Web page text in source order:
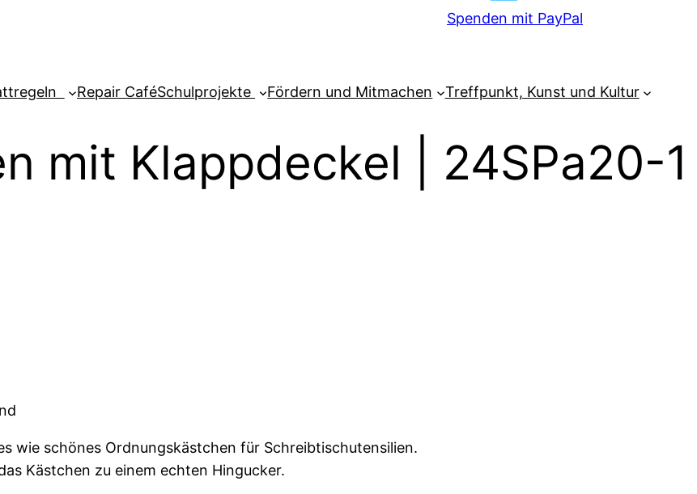
Spenden mit PayPal
Repair CaféSchulprojekte Fördern und Mitmachen Treffpunkt, Kunst und Kultur
mit Klappdeckel | 24SPa20-1
wie schönes Ordnungskästchen für Schreibtischutensilien.
Kästchen zu einem echten Hingucker.